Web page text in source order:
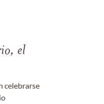
el
celebrarse